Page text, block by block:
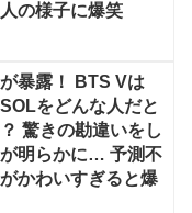
の様子に爆笑
暴露！ BTS Vは
をどんな人だと
驚きの勘違いをし
明らかに… 予測不
かわいすぎると爆